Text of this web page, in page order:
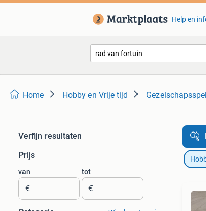
Help en
Home Hobby en Vrije tijd
Verfijn resultaten
Prijs
van
€
tot
€